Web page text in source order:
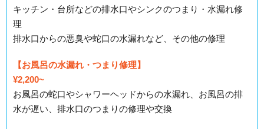
キッチン・台所などの排水口やシンクのつまり・水漏れ修
理
排水口からの悪臭や蛇口の水漏れなど、その他の修理
【お風呂の水漏れ・つまり修理】
¥2,200~
お風呂の蛇口やシャワーヘッドからの水漏れ、お風呂の排
水が遅い、排水口のつまりの修理や交換